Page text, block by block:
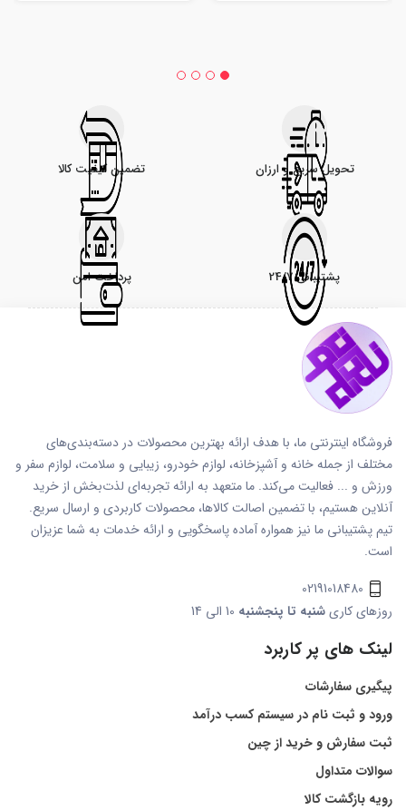
تحویل سریع و ارزان تضمین کیفیت کالا
پشتیبانی 24/7 پرداخت امن
فروشگاه اینترنتی ما، با هدف ارائه بهترین محصولات در دسته‌بندی‌های
مختلف از جمله خانه و آشپزخانه، لوازم خودرو، زیبایی و سلامت، لوازم سفر و
ورزش و ... فعالیت می‌کند. ما متعهد به ارائه تجربه‌ای لذت‌بخش از خرید
آنلاین هستیم، با تضمین اصالت کالاها، محصولات کاربردی و ارسال سریع.
تیم پشتیبانی ما نیز همواره آماده پاسخگویی و ارائه خدمات به شما عزیزان
است.
02191018480
روزهای کاریشنبه تا پنجشنبه
لینک های پر کاربرد
پیگیری سفارشات
ورود و ثبت نام در سیستم کسب درآمد
ثبت سفارش و خرید از چین
سوالات متداول
رویه بازگشت کالا